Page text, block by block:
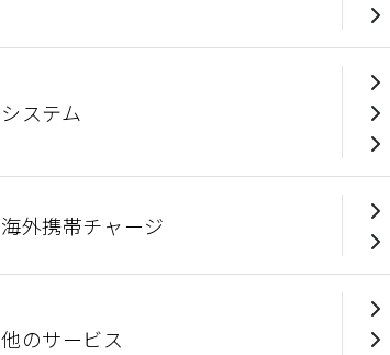
システム
海外携帯チャージ
他のサービス